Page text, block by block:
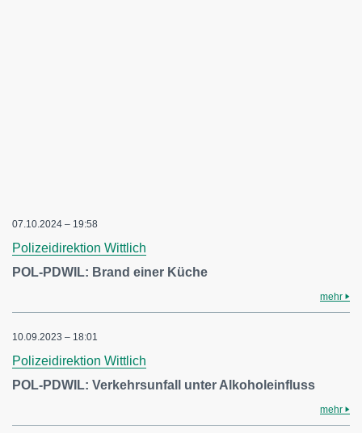
07.10.2024 – 19:58
Polizeidirektion Wittlich
POL-PDWIL: Brand einer Küche
mehr
10.09.2023 – 18:01
Polizeidirektion Wittlich
POL-PDWIL: Verkehrsunfall unter Alkoholeinfluss
mehr